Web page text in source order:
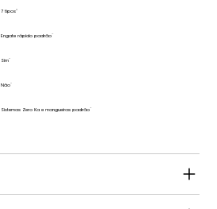
7 tipos
Engate rápido padrão
Sim
Não
Sistemas Zero Ka e mangueiras padrão